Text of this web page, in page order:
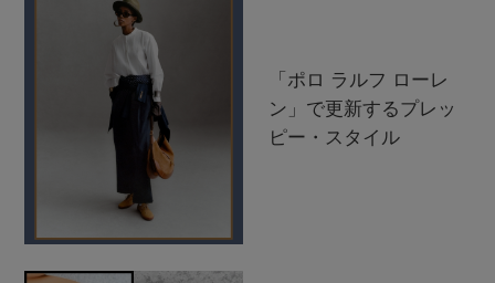
「ポロ ラルフ ローレ
ン」で更新するプレッ
ピー・スタイル